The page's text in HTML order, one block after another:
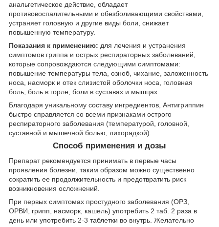
анальгетическое действие, обладает
противовоспалительными и обезболивающими свойствами,
устраняет головную и другие виды боли, снижает
повышенную температуру.
Показания к применению: для лечения и устранения
симптомов гриппа и острых респираторных заболеваний,
которые сопровождаются следующими симптомами:
повышение температуры тела, озноб, чихание, заложенность
носа, насморк и отек слизистой оболочки носа, головная
боль, боль в горле, боли в суставах и мышцах.
Благодаря уникальному составу ингредиентов, Антигриппин
быстро справляется со всеми признаками острого
респираторного заболевания (температурой, головной,
суставной и мышечной болью, лихорадкой).
Способ применения и дозы
Препарат рекомендуется принимать в первые часы
проявления болезни, таким образом можно существенно
сократить ее продолжительность и предотвратить риск
возникновения осложнений.
При первых симптомах простудного заболевания (ОРЗ,
ОРВИ, грипп, насморк, кашель) употребить 2 таб. 2 раза в
день или употребить 2-3 таблетки во внутрь. Желательно